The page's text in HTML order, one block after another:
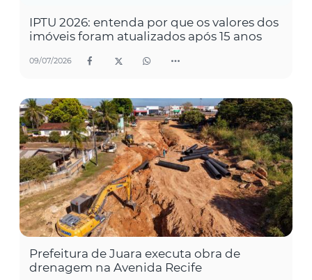
IPTU 2026: entenda por que os valores dos
imóveis foram atualizados após 15 anos
09/07/2026
Prefeitura de Juara executa obra de
drenagem na Avenida Recife